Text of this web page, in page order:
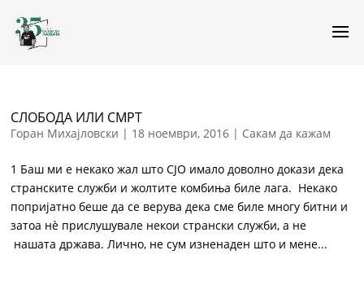
СЛОБОДА ИЛИ СМРТ
Горан Михајловски | 18 ноември, 2016 | Сакам да кажам
1 Баш ми е некако жал што СЈО имало доволно докази дека
странските служби и жолтите комбиња биле лага. Некако
попријатно беше да се верува дека сме биле многу битни и
затоа нè прислушувале некои странски служби, а не
нашата држава. Лично, не сум изненаден што и мене...